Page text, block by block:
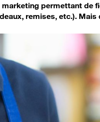
permettant de
remises, etc.).